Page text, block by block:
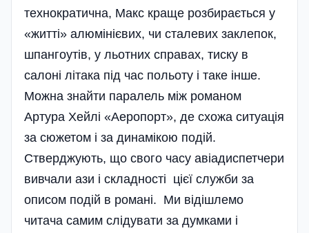
технократична, Макс краще розбирається у
«житті» алюмінієвих, чи сталевих заклепок,
шпангоутів, у льотних справах, тиску в
салоні літака під час польоту і таке інше.
Можна знайти паралель між романом
Артура Хейлі «Аеропорт», де схожа ситуація
за сюжетом і за динамікою подій.
Стверджують, що свого часу авіадиспетчери
вивчали ази і складності цієї служби за
описом подій в романі. Ми відішлемо
читача самим слідувати за думками і